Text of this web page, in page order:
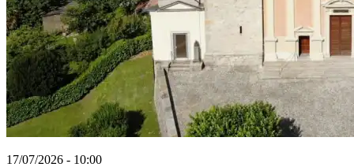
17/07/2026 - 10:00